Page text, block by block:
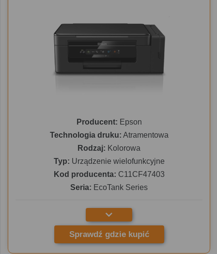
Producent: Epson
Technologia druku: Atramentowa
Rodzaj: Kolorowa
Typ: Urządzenie wielofunkcyjne
Kod producenta: C11CF47403
Seria: EcoTank Series
Sprawdź gdzie kupić